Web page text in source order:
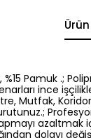
%15 Pamuk .;
ince
Mutfak,
dolayı